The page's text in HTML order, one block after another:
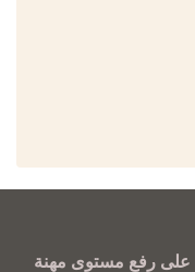
على رفع مستوى مهنة